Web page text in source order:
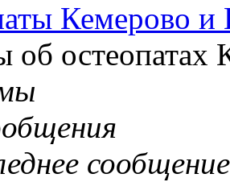
Кемерово и
об остеопатах
сообщение